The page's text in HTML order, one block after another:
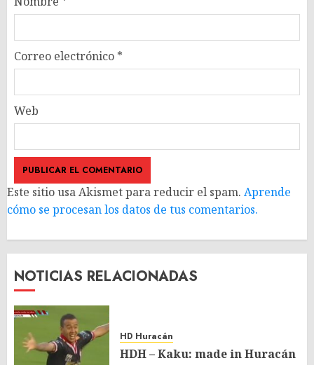
Correo electrónico *
Web
Este sitio usa Akismet para reducir el spam. Aprende
cómo se procesan los datos de tus comentarios.
NOTICIAS RELACIONADAS
HD Huracán
HDH – Kaku: made in Huracán